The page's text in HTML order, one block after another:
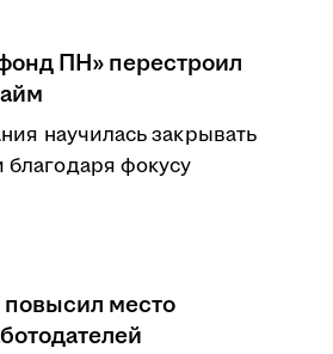
ПН» перестроил
научилась закрывать
фокусу
повысил место